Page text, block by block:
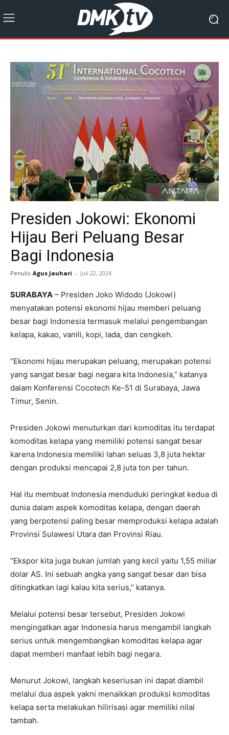
Presiden Jokowi: Ekonomi
Hijau Beri Peluang Besar
Bagi Indonesia
Penulis Agus Jauhari - Juli 22, 2024
SURABAYA – Presiden Joko Widodo (Jokowi)
menyatakan potensi ekonomi hijau memberi peluang
besar bagi Indonesia termasuk melalui pengembangan
kelapa, kakao, vanili, kopi, lada, dan cengkeh.
“Ekonomi hijau merupakan peluang, merupakan potensi
yang sangat besar bagi negara kita Indonesia,” katanya
dalam Konferensi Cocotech Ke-51 di Surabaya, Jawa
Timur, Senin.
Presiden Jokowi menuturkan dari komoditas itu terdapat
komoditas kelapa yang memiliki potensi sangat besar
karena Indonesia memiliki lahan seluas 3,8 juta hektar
dengan produksi mencapai 2,8 juta ton per tahun.
Hal itu membuat Indonesia menduduki peringkat kedua di
dunia dalam aspek komoditas kelapa, dengan daerah
yang berpotensi paling besar memproduksi kelapa adalah
Provinsi Sulawesi Utara dan Provinsi Riau.
“Ekspor kita juga bukan jumlah yang kecil yaitu 1,55 miliar
dolar AS. Ini sebuah angka yang sangat besar dan bisa
ditingkatkan lagi kalau kita serius,” katanya.
Melalui potensi besar tersebut, Presiden Jokowi
mengingatkan agar Indonesia harus mengambil langkah
serius untuk mengembangkan komoditas kelapa agar
dapat memberi manfaat lebih bagi negara.
Menurut Jokowi, langkah keseriusan ini dapat diambil
melalui dua aspek yakni menaikkan produksi komoditas
kelapa serta melakukan hilirisasi agar memiliki nilai
tambah.